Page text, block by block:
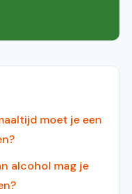
moet je een
alcohol mag je